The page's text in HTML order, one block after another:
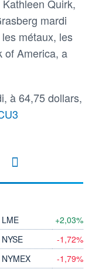
Quirk,
mardi
métaux, les
of America, a
à 64,75 dollars,
LME +2,03%
NYSE -1,72%
NYMEX -1,79%